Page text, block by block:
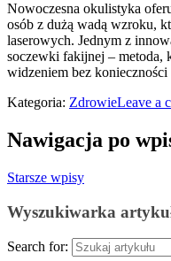
Nowoczesna okulistyka
osób z dużą wadą wzroku,
laserowych. Jednym z
soczewki fakijnej – metoda,
widzeniem bez
Kategoria: ZdrowieLeave a
Nawigacja po
Starsze wpisy
Wyszukiwarka
Search for: